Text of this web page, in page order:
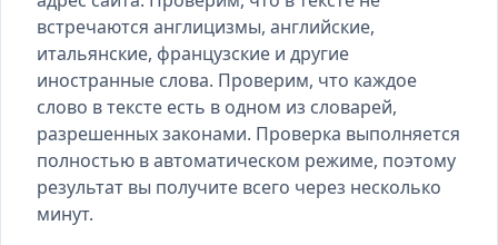
встречаются англицизмы, английские,
итальянские, французские и другие
иностранные слова. Проверим, что каждое
слово в тексте есть в одном из словарей,
разрешенных законами. Проверка выполняется
полностью в автоматическом режиме, поэтому
результат вы получите всего через несколько
минут.